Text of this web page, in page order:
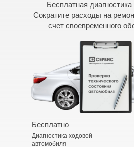
Бесплатная
Cократите расходы на
счет своевременного
Бесплатно
Диагностика ходовой
автомобиля